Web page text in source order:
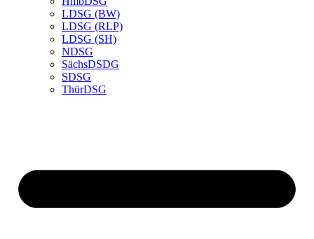
LDSG (BW)
LDSG (RLP)
LDSG (SH)
NDSG
SächsDSDG
SDSG
ThürDSG